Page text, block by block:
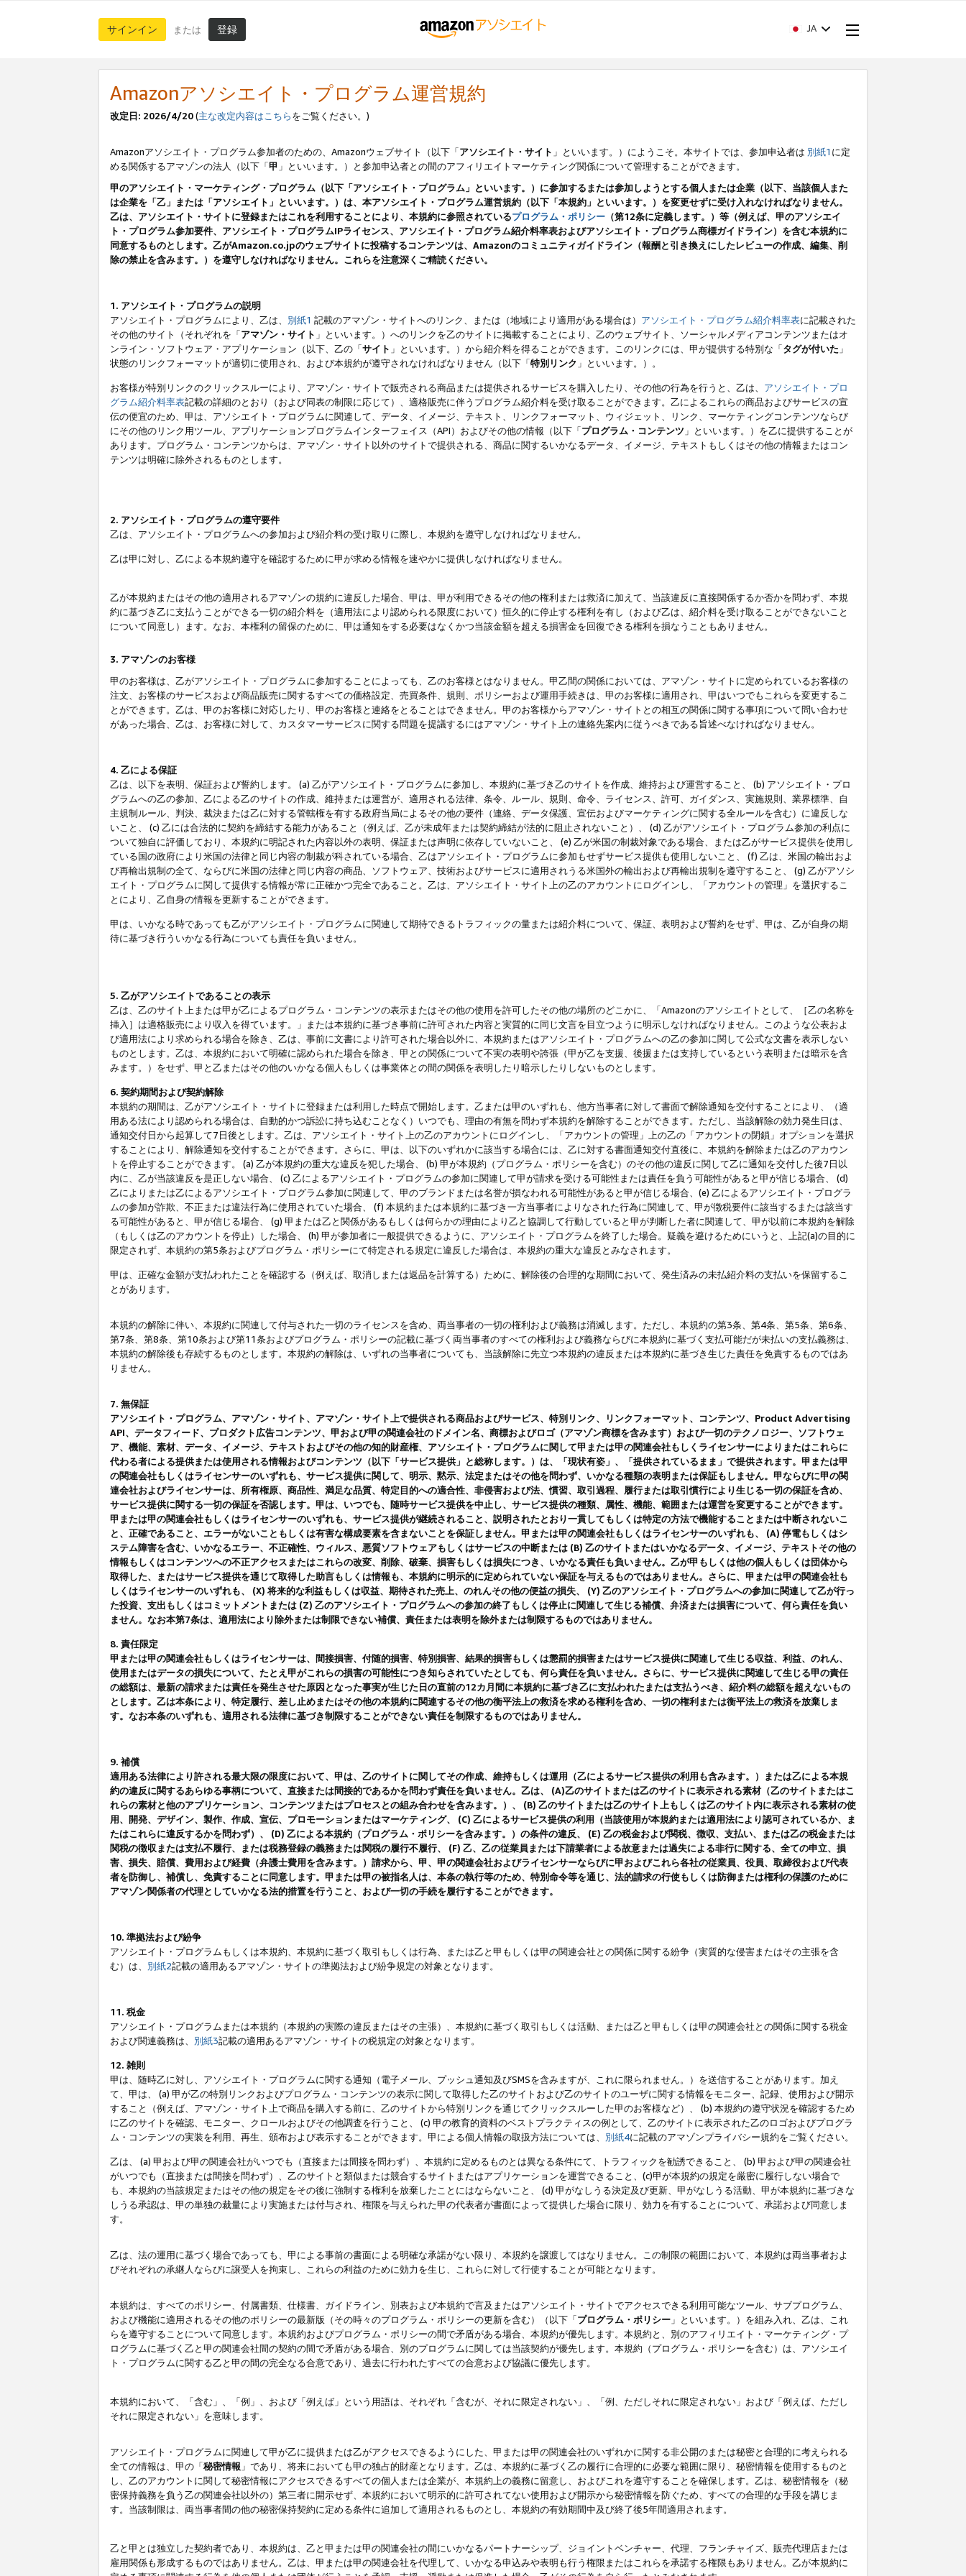
サインイン または 登録 JA
Amazonアソシエイト・プログラム運営規約
改定日: 2026/4/20(主な改定内容はこちらをご覧ください。)
Amazonアソシエイト・プログラム参加者のための、Amazonウェブサイト（以下「アソシエイト・サイト 」といいます。）にようこそ。本サイトでは、参加申込者は 別紙1 に定
める関係するアマゾンの法人（以下「甲 」といいます。）と参加申込者との間のアフィリエイトマーケティング関係について管理することができます。
甲のアソシエイト・マーケティング・プログラム（以下「アソシエイト・プログラム」といいます。）に参加するまたは参加しようとする個人または企業（以下、当該個人また
は企業を「乙」または「アソシエイト」といいます。）は、本アソシエイト・プログラム運営規約（以下「本規約」といいます。）を変更せずに受け入れなければなりません。
乙は、アソシエイト・サイトに登録またはこれを利用することにより、本規約に参照されているプログラム・ポリシー （第12条に定義します。）等（例えば、甲のアソシエイ
ト・プログラム参加要件、アソシエイト・プログラムIPライセンス、アソシエイト・プログラム紹介料率表およびアソシエイト・プログラム商標ガイドライン）を含む本規約に
同意するものとします。乙がAmazon.co.jpのウェブサイトに投稿するコンテンツは、Amazonのコミュニティガイドライン（報酬と引き換えにしたレビューの作成、編集、削
除の禁止を含みます。）を遵守しなければなりません。これらを注意深くご精読ください。
1. アソシエイト・プログラムの説明
アソシエイト・プログラムにより、乙は、 別紙1 記載のアマゾン・サイトへのリンク、または（地域により適用がある場合は） アソシエイト・プログラム紹介料率表に記載された
その他のサイト（それぞれを「アマゾン・サイト 」といいます。）へのリンクを乙のサイトに掲載することにより、乙のウェブサイト、ソーシャルメディアコンテンツまたはオ
ンライン・ソフトウェア・アプリケーション（以下、乙の「サイト 」といいます。）から紹介料を得ることができます。このリンクには、甲が提供する特別な「タグが付いた 」
状態のリンクフォーマットが適切に使用され、および本規約が遵守されなければなりません（以下「特別リンク 」といいます。）。
お客様が特別リンクのクリックスルーにより、アマゾン・サイトで販売される商品または提供されるサービスを購入したり、その他の行為を行うと、乙は、 アソシエイト・プロ
グラム紹介料率表記載の詳細のとおり（および同表の制限に応じて）、適格販売に伴うプログラム紹介料を受け取ることができます。乙によるこれらの商品およびサービスの宣
伝の便宜のため、甲は、アソシエイト・プログラムに関連して、データ、イメージ、テキスト、リンクフォーマット、ウィジェット、リンク、マーケティングコンテンツならび
にその他のリンク用ツール、アプリケーションプログラムインターフェイス（API）およびその他の情報（以下「プログラム・コンテンツ 」といいます。）を乙に提供することが
あります。プログラム・コンテンツからは、アマゾン・サイト以外のサイトで提供される、商品に関するいかなるデータ、イメージ、テキストもしくはその他の情報またはコン
テンツは明確に除外されるものとします。
2. アソシエイト・プログラムの遵守要件
乙は、アソシエイト・プログラムへの参加および紹介料の受け取りに際し、本規約を遵守しなければなりません。
乙は甲に対し、乙による本規約遵守を確認するために甲が求める情報を速やかに提供しなければなりません。
乙が本規約またはその他の適用されるアマゾンの規約に違反した場合、甲は、甲が利用できるその他の権利または救済に加えて、当該違反に直接関係するか否かを問わず、本規
約に基づき乙に支払うことができる一切の紹介料を（適用法により認められる限度において）恒久的に停止する権利を有し（および乙は、紹介料を受け取ることができないこと
について同意し）ます。なお、本権利の留保のために、甲は通知をする必要はなくかつ当該金額を超える損害金を回復できる権利を損なうこともありません。
3. アマゾンのお客様
甲のお客様は、乙がアソシエイト・プログラムに参加することによっても、乙のお客様とはなりません。甲乙間の関係においては、アマゾン・サイトに定められているお客様の
注文、お客様のサービスおよび商品販売に関するすべての価格設定、売買条件、規則、ポリシーおよび運用手続きは、甲のお客様に適用され、甲はいつでもこれらを変更するこ
とができます。乙は、甲のお客様に対応したり、甲のお客様と連絡をとることはできません。甲のお客様からアマゾン・サイトとの相互の関係に関する事項について問い合わせ
があった場合、乙は、お客様に対して、カスタマーサービスに関する問題を提議するにはアマゾン・サイト上の連絡先案内に従うべきである旨述べなければなりません。
4. 乙による保証
乙は、以下を表明、保証および誓約します。 (a) 乙がアソシエイト・プログラムに参加し、本規約に基づき乙のサイトを作成、維持および運営すること、 (b) アソシエイト・プロ
グラムへの乙の参加、乙による乙のサイトの作成、維持または運営が、適用される法律、条令、ルール、規則、命令、ライセンス、許可、ガイダンス、実施規則、業界標準、自
主規制ルール、判決、裁決または乙に対する管轄権を有する政府当局によるその他の要件（連絡、データ保護、宣伝およびマーケティングに関する全ルールを含む）に違反しな
いこと、 (c) 乙には合法的に契約を締結する能力があること（例えば、乙が未成年または契約締結が法的に阻止されないこと）、 (d) 乙がアソシエイト・プログラム参加の利点に
ついて独自に評価しており、本規約に明記された内容以外の表明、保証または声明に依存していないこと、 (e) 乙が米国の制裁対象である場合、または乙がサービス提供を使用し
ている国の政府により米国の法律と同じ内容の制裁が科されている場合、乙はアソシエイト・プログラムに参加もせずサービス提供も使用しないこと、 (f) 乙は、米国の輸出およ
び再輸出規制の全て、ならびに米国の法律と同じ内容の商品、ソフトウェア、技術およびサービスに適用されうる米国外の輸出および再輸出規制を遵守すること、 (g) 乙がアソシ
エイト・プログラムに関して提供する情報が常に正確かつ完全であること。乙は、アソシエイト・サイト上の乙のアカウントにログインし、「アカウントの管理」を選択するこ
とにより、乙自身の情報を更新することができます。
甲は、いかなる時であっても乙がアソシエイト・プログラムに関連して期待できるトラフィックの量または紹介料について、保証、表明および誓約をせず、甲は、乙が自身の期
待に基づき行ういかなる行為についても責任を負いません。
5. 乙がアソシエイトであることの表示
乙は、乙のサイト上または甲が乙によるプログラム・コンテンツの表示またはその他の使用を許可したその他の場所のどこかに、「Amazonのアソシエイトとして、［乙の名称を
挿入］は適格販売により収入を得ています。」または本規約に基づき事前に許可された内容と実質的に同じ文言を目立つように明示しなければなりません。このような公表およ
び適用法により求められる場合を除き、乙は、事前に文書により許可された場合以外に、本規約またはアソシエイト・プログラムへの乙の参加に関して公式な文書を表示しない
ものとします。乙は、本規約において明確に認められた場合を除き、甲との関係について不実の表明や誇張（甲が乙を支援、後援または支持しているという表明または暗示を含
みます。）をせず、甲と乙またはその他のいかなる個人もしくは事業体との間の関係を表明したり暗示したりしないものとします。
6. 契約期間および契約解除
本規約の期間は、乙がアソシエイト・サイトに登録または利用した時点で開始します。乙または甲のいずれも、他方当事者に対して書面で解除通知を交付することにより、（適
用ある法により認められる場合は、自動的かつ訴訟に持ち込むことなく）いつでも、理由の有無を問わず本規約を解除することができます。ただし、当該解除の効力発生日は、
通知交付日から起算して7日後とします。乙は、アソシエイト・サイト上の乙のアカウントにログインし、「アカウントの管理」上の乙の「アカウントの閉鎖」オプションを選択
することにより、解除通知を交付することができます。さらに、甲は、以下のいずれかに該当する場合には、乙に対する書面通知交付直後に、本規約を解除または乙のアカウン
トを停止することができます。 (a) 乙が本規約の重大な違反を犯した場合、 (b) 甲が本規約（プログラム・ポリシーを含む）のその他の違反に関して乙に通知を交付した後7日以
内に、乙が当該違反を是正しない場合、 (c) 乙によるアソシエイト・プログラムの参加に関連して甲が請求を受ける可能性または責任を負う可能性があると甲が信じる場合、 (d)
乙によりまたは乙によるアソシエイト・プログラム参加に関連して、甲のブランドまたは名誉が損なわれる可能性があると甲が信じる場合、(e) 乙によるアソシエイト・プログラ
ムの参加が詐欺、不正または違法行為に使用されていた場合、 (f) 本規約または本規約に基づき一方当事者によりなされた行為に関連して、甲が徴税要件に該当するまたは該当す
る可能性があると、甲が信じる場合、 (g) 甲または乙と関係があるもしくは何らかの理由により乙と協調して行動していると甲が判断した者に関連して、甲が以前に本規約を解除
（もしくは乙のアカウントを停止）した場合、 (h) 甲が参加者に一般提供できるように、アソシエイト・プログラムを終了した場合。疑義を避けるためにいうと、上記(a)の目的に
限定されず、本規約の第5条およびプログラム・ポリシーにて特定される規定に違反した場合は、本規約の重大な違反とみなされます。
甲は、正確な金額が支払われたことを確認する（例えば、取消しまたは返品を計算する）ために、解除後の合理的な期間において、発生済みの未払紹介料の支払いを保留するこ
とがあります。
本規約の解除に伴い、本規約に関連して付与された一切のライセンスを含め、両当事者の一切の権利および義務は消滅します。ただし、本規約の第3条、第4条、第5条、第6条、
第7条、第8条、第10条および第11条およびプログラム・ポリシーの記載に基づく両当事者のすべての権利および義務ならびに本規約に基づく支払可能だが未払いの支払義務は、
本規約の解除後も存続するものとします。本規約の解除は、いずれの当事者についても、当該解除に先立つ本規約の違反または本規約に基づき生じた責任を免責するものではあ
りません。
7. 無保証
アソシエイト・プログラム、アマゾン・サイト、アマゾン・サイト上で提供される商品およびサービス、特別リンク、リンクフォーマット、コンテンツ、Product Advertising
API、データフィード、プロダクト広告コンテンツ、甲および甲の関連会社のドメイン名、商標およびロゴ（アマゾン商標を含みます）および一切のテクノロジー、ソフトウェ
ア、機能、素材、データ、イメージ、テキストおよびその他の知的財産権、アソシエイト・プログラムに関して甲または甲の関連会社もしくライセンサーによりまたはこれらに
代わる者による提供または使用される情報およびコンテンツ（以下「サービス提供」と総称します。）は、「現状有姿」、「提供されているまま」で提供されます。甲または甲
の関連会社もしくはライセンサーのいずれも、サービス提供に関して、明示、黙示、法定またはその他を問わず、いかなる種類の表明または保証もしません。甲ならびに甲の関
連会社およびライセンサーは、所有権原、商品性、満足な品質、特定目的への適合性、非侵害および法、慣習、取引過程、履行または取引慣行により生じる一切の保証を含め、
サービス提供に関する一切の保証を否認します。甲は、いつでも、随時サービス提供を中止し、サービス提供の種類、属性、機能、範囲または運営を変更することができます。
甲または甲の関連会社もしくはライセンサーのいずれも、サービス提供が継続されること、説明されたとおり一貫してもしくは特定の方法で機能することまたは中断されないこ
と、正確であること、エラーがないこともしくは有害な構成要素を含まないことを保証しません。甲または甲の関連会社もしくはライセンサーのいずれも、 (A) 停電もしくはシ
ステム障害を含む、いかなるエラー、不正確性、ウィルス、悪質ソフトウェアもしくはサービスの中断または (B) 乙のサイトまたはいかなるデータ、イメージ、テキストその他の
情報もしくはコンテンツへの不正アクセスまたはこれらの改変、削除、破棄、損害もしくは損失につき、いかなる責任も負いません。乙が甲もしくは他の個人もしくは団体から
取得した、またはサービス提供を通じて取得した助言もしくは情報も、本規約に明示的に定められていない保証を与えるものではありません。さらに、甲または甲の関連会社も
しくはライセンサーのいずれも、 (X) 将来的な利益もしくは収益、期待された売上、のれんその他の便益の損失、 (Y) 乙のアソシエイト・プログラムへの参加に関連して乙が行っ
た投資、支出もしくはコミットメントまたは (Z) 乙のアソシエイト・プログラムへの参加の終了もしくは停止に関連して生じる補償、弁済または損害について、何ら責任を負い
ません。なお本第7条は、適用法により除外または制限できない補償、責任または表明を除外または制限するものではありません。
8. 責任限定
甲または甲の関連会社もしくはライセンサーは、間接損害、付随的損害、特別損害、結果的損害もしくは懲罰的損害またはサービス提供に関連して生じる収益、利益、のれん、
使用またはデータの損失について、たとえ甲がこれらの損害の可能性につき知らされていたとしても、何ら責任を負いません。さらに、サービス提供に関連して生じる甲の責任
の総額は、最新の請求または責任を発生させた原因となった事実が生じた日の直前の12カ月間に本規約に基づき乙に支払われたまたは支払うべき、紹介料の総額を超えないもの
とします。乙は本条により、特定履行、差し止めまたはその他の本規約に関連するその他の衡平法上の救済を求める権利を含め、一切の権利または衡平法上の救済を放棄しま
す。なお本条のいずれも、適用される法律に基づき制限することができない責任を制限するものではありません。
9. 補償
適用ある法律により許される最大限の限度において、甲は、乙のサイトに関してその作成、維持もしくは運用（乙によるサービス提供の利用も含みます。）または乙による本規
約の違反に関するあらゆる事柄について、直接または間接的であるかを問わず責任を負いません。乙は、 (A)乙のサイトまたは乙のサイトに表示される素材（乙のサイトまたはこ
れらの素材と他のアプリケーション、コンテンツまたはプロセスとの組み合わせを含みます。）、 (B) 乙のサイトまたは乙のサイト上もしくは乙のサイト内に表示される素材の使
用、開発、デザイン、製作、作成、宣伝、プロモーションまたはマーケティング、 (C) 乙によるサービス提供の利用（当該使用が本規約または適用法により認可されているか、ま
たはこれらに違反するかを問わず）、 (D) 乙による本規約（プログラム・ポリシーを含みます。）の条件の違反、 (E) 乙の税金および関税、徴収、支払い、または乙の税金または
関税の徴収または支払不履行、または税務登録の義務または関税の履行不履行、 (F) 乙、乙の従業員または下請業者による故意または過失による非行に関する、全ての申立、損
害、損失、賠償、費用および経費（弁護士費用を含みます。）請求から、甲、甲の関連会社およびライセンサーならびに甲およびこれら各社の従業員、役員、取締役および代表
者を防御し、補償し、免責することに同意します。甲または甲の被指名人は、本条の執行等のため、特別命令等を通じ、法的請求の行使もしくは防御または権利の保護のために
アマゾン関係者の代理としていかなる法的措置を行うこと、および一切の手続を履行することができます。
10. 準拠法および紛争
アソシエイト・プログラムもしくは本規約、本規約に基づく取引もしくは行為、または乙と甲もしくは甲の関連会社との関係に関する紛争（実質的な侵害またはその主張を含
む）は、 別紙2記載の適用あるアマゾン・サイトの準拠法および紛争規定の対象となります。
11. 税金
アソシエイト・プログラムまたは本規約（本規約の実際の違反またはその主張）、本規約に基づく取引もしくは活動、または乙と甲もしくは甲の関連会社との関係に関する税金
および関連義務は、 別紙3記載の適用あるアマゾン・サイトの税規定の対象となります。
12. 雑則
甲は、随時乙に対し、アソシエイト・プログラムに関する通知（電子メール、プッシュ通知及びSMSを含みますが、これに限られません。）を送信することがあります。加え
て、甲は、 (a) 甲が乙の特別リンクおよびプログラム・コンテンツの表示に関して取得した乙のサイトおよび乙のサイトのユーザに関する情報をモニター、記録、使用および開示
すること（例えば、アマゾン・サイト上で商品を購入する前に、乙のサイトから特別リンクを通じてクリックスルーした甲のお客様など）、 (b) 本規約の遵守状況を確認するため
に乙のサイトを確認、モニター、クロールおよびその他調査を行うこと、 (c) 甲の教育的資料のベストプラクティスの例として、乙のサイトに表示された乙のロゴおよびプログラ
ム・コンテンツの実装を利用、再生、頒布および表示することができます。甲による個人情報の取扱方法については、 別紙4に記載のアマゾンプライバシー規約をご覧ください。
乙は、 (a) 甲および甲の関連会社がいつでも（直接または間接を問わず）、本規約に定めるものとは異なる条件にて、トラフィックを勧誘できること、 (b) 甲および甲の関連会社
がいつでも（直接または間接を問わず）、乙のサイトと類似または競合するサイトまたはアプリケーションを運営できること、(c)甲が本規約の規定を厳密に履行しない場合で
も、本規約の当該規定またはその他の規定をその後に強制する権利を放棄したことにはならないこと、 (d) 甲がなしうる決定及び更新、甲がなしうる活動、甲が本規約に基づきな
しうる承認は、甲の単独の裁量により実施または付与され、権限を与えられた甲の代表者が書面によって提供した場合に限り、効力を有することについて、承諾および同意しま
す。
乙は、法の運用に基づく場合であっても、甲による事前の書面による明確な承諾がない限り、本規約を譲渡してはなりません。この制限の範囲において、本規約は両当事者およ
びそれぞれの承継人ならびに譲受人を拘束し、これらの利益のために効力を生じ、これらに対して行使することが可能となります。
本規約は、すべてのポリシー、付属書類、仕様書、ガイドライン、別表および本規約で言及またはアソシエイト・サイトでアクセスできる利用可能なツール、サブプログラム、
および機能に適用されるその他のポリシーの最新版（その時々のプログラム・ポリシーの更新を含む）（以下「プログラム・ポリシー 」といいます。）を組み入れ、乙は、これ
らを遵守することについて同意します。本規約およびプログラム・ポリシーの間で矛盾がある場合、本規約が優先します。本規約と、別のアフィリエイト・マーケティング・プ
ログラムに基づく乙と甲の関連会社間の契約の間で矛盾がある場合、別のプログラムに関しては当該契約が優先します。本規約（プログラム・ポリシーを含む）は、アソシエイ
ト・プログラムに関する乙と甲の間の完全なる合意であり、過去に行われたすべての合意および協議に優先します。
本規約において、「含む」、「例」、および「例えば」という用語は、それぞれ「含むが、それに限定されない」、「例、ただしそれに限定されない」および「例えば、ただし
それに限定されない」を意味します。
アソシエイト・プログラムに関連して甲が乙に提供または乙がアクセスできるようにした、甲または甲の関連会社のいずれかに関する非公開のまたは秘密と合理的に考えられる
全ての情報は、甲の「秘密情報 」であり、将来においても甲の独占的財産となります。乙は、本規約に基づく乙の履行に合理的に必要な範囲に限り、秘密情報を使用するものと
し、乙のアカウントに関して秘密情報にアクセスできるすべての個人または企業が、本規約上の義務に留意し、およびこれを遵守することを確保します。乙は、秘密情報を（秘
密保持義務を負う乙の関連会社以外の）第三者に開示せず、本規約において明示的に許可されてない使用および開示から秘密情報を防ぐため、すべての合理的な手段を講じま
す。当該制限は、両当事者間の他の秘密保持契約に定める条件に追加して適用されるものとし、本規約の有効期間中及び終了後5年間適用されます。
乙と甲とは独立した契約者であり、本規約は、乙と甲または甲の関連会社の間にいかなるパートナーシップ、ジョイントベンチャー、代理、フランチャイズ、販売代理店または
雇用関係も形成するものではありません。乙は、甲または甲の関連会社を代理して、いかなる申込みや表明も行う権限またはこれらを承諾する権限もありません。乙が本規約に